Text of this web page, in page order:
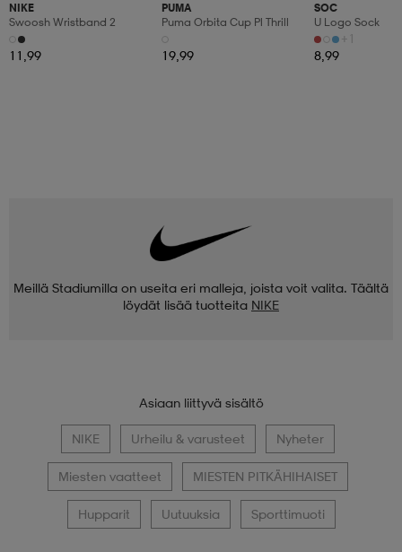
NIKE
Swoosh Wristband 2
11,99
PUMA
Puma Orbita Cup Pl Thrill
19,99
SOC
U Logo Sock
+1
8,99
Meillä Stadiumilla on useita eri malleja, joista voit valita. Täältä
löydät lisää tuotteita NIKE
Asiaan liittyvä sisältö
NIKE Urheilu & varusteet Nyheter
Miesten vaatteet MIESTEN PITKÄHIHAISET
Hupparit Uutuuksia Sporttimuoti